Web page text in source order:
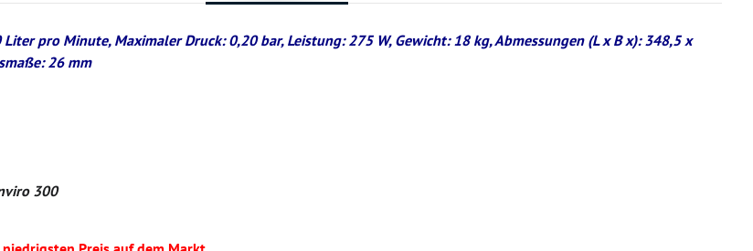
pro Minute, Maximaler Druck: 0,20 bar, Leistung: 275 W, Gewicht: 18 kg, Abmessungen (L x B x): 348,5 x
26 mm
300